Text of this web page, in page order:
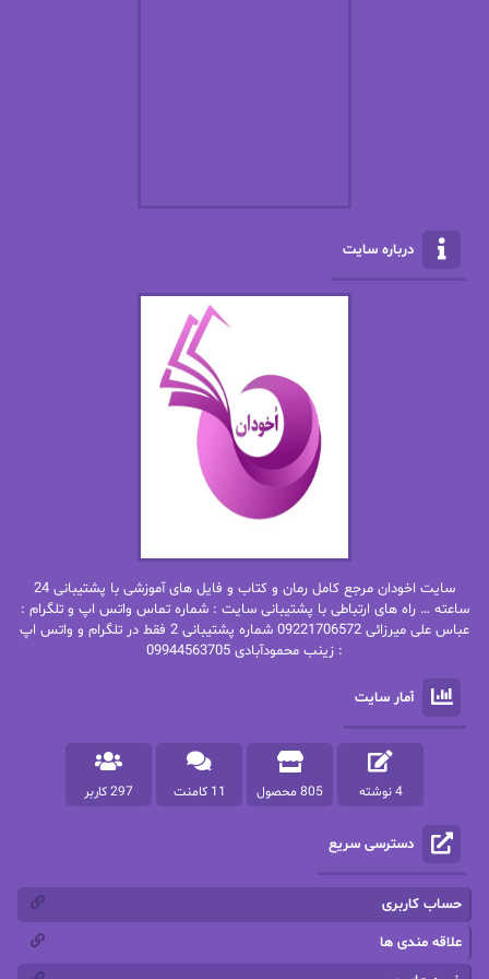
الناز محمدی
امیر فرهی
باران
بهار سلطانی
بهاره شیرازی
بهاره.م
بیتا فرخی
پاتریشیا ویلسون پرتو فرهمند
پرستو اسحقی
پرستو مهاجر
پرهام رسولی
پروانه قدیمی پروانه محمدی
پریسا شکور(طوفان خاموش)
پنلوپه وارد
درباره سایت
سایت اخودان مرجع کامل رمان و کتاب و فایل های آموزشی با پشتیبانی 24
ساعته … راه های ارتباطی با پشتیبانی سایت : شماره تماس واتس اپ و تلگرام :
عباس علی میرزائی 09221706572 شماره پشتیبانی 2 فقط در تلگرام و واتس اپ
: زینب محمودآبادی 09944563705
آمار سایت
4 نوشته 805 محصول 11 کامنت 297 کاربر
دسترسی سریع
حساب کاربری
علاقه مندی ها